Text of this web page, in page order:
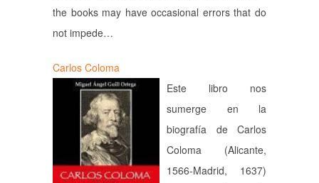
the books may have occasional errors that do
not impede…
Carlos Coloma
Este libro nos
sumerge en la
biografía de Carlos
Coloma (Alicante,
1566-Madrid, 1637)